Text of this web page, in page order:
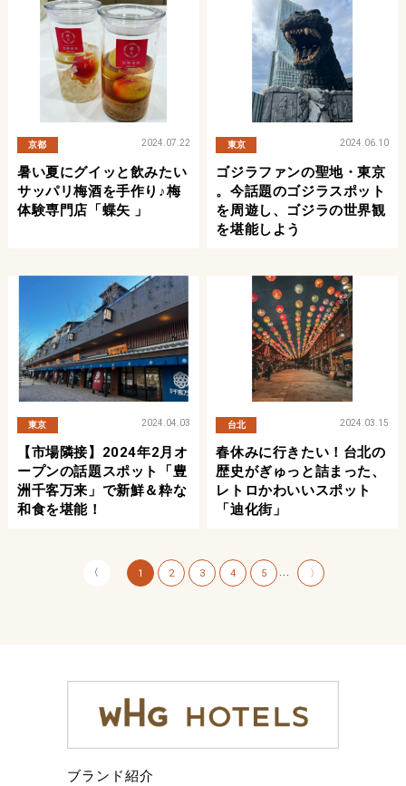
京都 2024.07.22
暑い夏にグイッと飲みたい
サッパリ梅酒を手作り♪梅
体験専門店「蝶矢 」
東京 2024.06.10
ゴジラファンの聖地・東京
。今話題のゴジラスポット
を周遊し、ゴジラの世界観
を堪能しよう
東京 2024.04.03
【市場隣接】2024年2月オ
ープンの話題スポット「豊
洲千客万来」で新鮮＆粋な
和食を堪能！
台北 2024.03.15
春休みに行きたい！台北の
歴史がぎゅっと詰まった、
レトロかわいいスポット
「迪化街」
〈 1 2 3 4 5 ... 〉
ブランド紹介